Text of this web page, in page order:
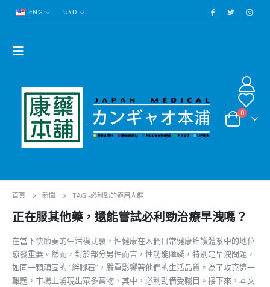
ENG USD
0
首頁 新聞 TAG -必利勁的適用人群
正在服其他藥，還能嘗試必利勁治療早洩嗎？
在當下快節奏的生活模式裏，性健康在人們日常健康維護體系中的地位
愈發重要。然而，對於部分男性而言，性功能障礙，特別是早洩問題，
如同一顆頑固的 “絆腳石”，嚴重影響著他們的生活品質。為了攻克這一
難題，市場上湧現出眾多藥物，其中，必利勁備受矚目。接下來，本文